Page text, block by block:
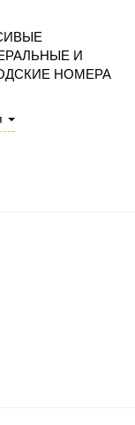
И
НОМЕРА